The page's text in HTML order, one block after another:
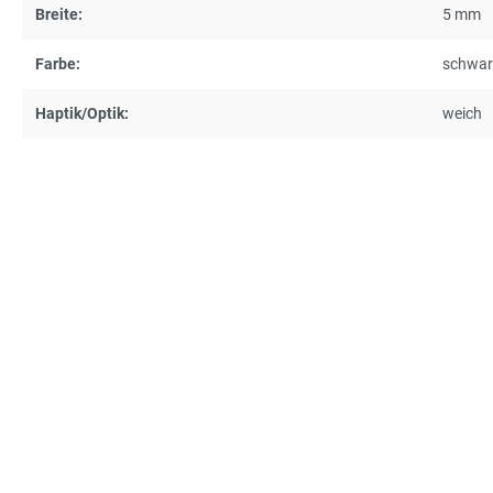
Breite: 5 mm
Farbe:
Haptik/Optik: weich